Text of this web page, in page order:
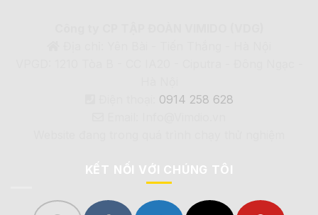
0914 258 628
KẾT NỐI VỚI CHÚNG TÔI